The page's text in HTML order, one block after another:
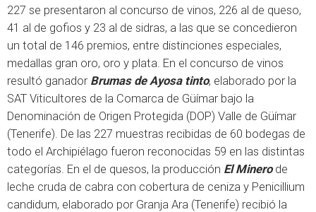
227 se presentaron al concurso de vinos, 226 al de queso,
41 al de gofios y 23 al de sidras, a las que se concedieron
un total de 146 premios, entre distinciones especiales,
medallas gran oro, oro y plata. En el concurso de vinos
resultó ganador Brumas de Ayosa tinto, elaborado por la
SAT Viticultores de la Comarca de Güímar bajo la
Denominación de Origen Protegida (DOP) Valle de Güímar
(Tenerife). De las 227 muestras recibidas de 60 bodegas de
todo el Archipiélago fueron reconocidas 59 en las distintas
categorías. En el de quesos, la producción El Minerode
leche cruda de cabra con cobertura de ceniza y Penicillium
candidum, elaborado por Granja Ara (Tenerife) recibió la